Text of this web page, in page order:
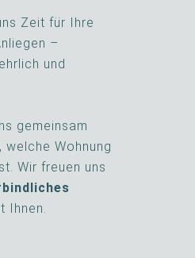
Zeit für Ihre
–
und
gemeinsam
welche Wohnung
Wir freuen uns
Ihnen.